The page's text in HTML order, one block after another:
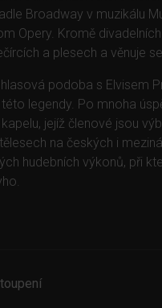
Broadway v muzikálu
Opery. Kromě
a plesech a věnuje
podoba s Elvisem
legendy. Po mnoha
jejíž členové jsou
na českých i
hudebních výkonů, při